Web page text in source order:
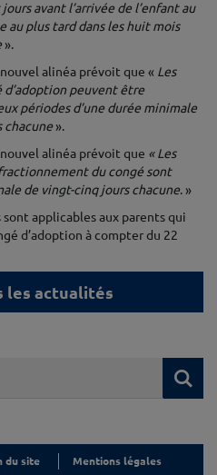
avant l’arrivée de l’enfant au
au plus tard dans les huit mois
».
alinéa prévoit que « Les
d’adoption peuvent être
périodes d’une durée minimale
chacune».
alinéa prévoit que « Les
du congé sont
de vingt-cinq jours chacune. »
applicables aux parents qui
d’adoption à compter du 22
les actualités
du site Mentions légales